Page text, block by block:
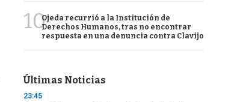
10Ojeda recurrió a la Institución de
Derechos Humanos, tras no encontrar
respuesta en una denuncia contra Clavijo
Últimas Noticias
23:45